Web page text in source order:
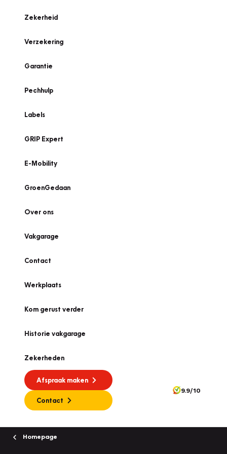
Zekerheid
Verzekering
Garantie
Pechhulp
Labels
GRIP Expert
E-Mobility
GroenGedaan
Over ons
Vakgarage
Contact
Werkplaats
Kom gerust verder
Historie vakgarage
Zekerheden
Afspraak maken
Contact
9.9/10
Homepage